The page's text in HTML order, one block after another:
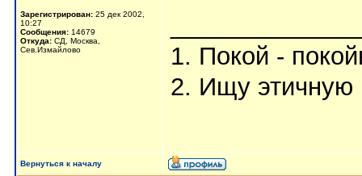
Зарегистрирован: 25 дек 2002,
10:27
Сообщения: 14679
Откуда: СД, Москва,
Сев.Измайлово
1. Покой -
2. Ищу этичную
Вернуться к началу